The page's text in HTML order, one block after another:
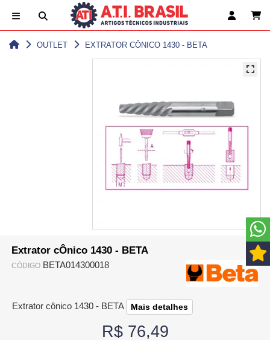
OUTLET EXTRATOR CÔNICO 1430 - BETA
Extrator cÔnico 1430 - BETA
CÓDIGO BETA014300018
Extrator cônico 1430 - BETA Mais detalhes
R$ 76,49